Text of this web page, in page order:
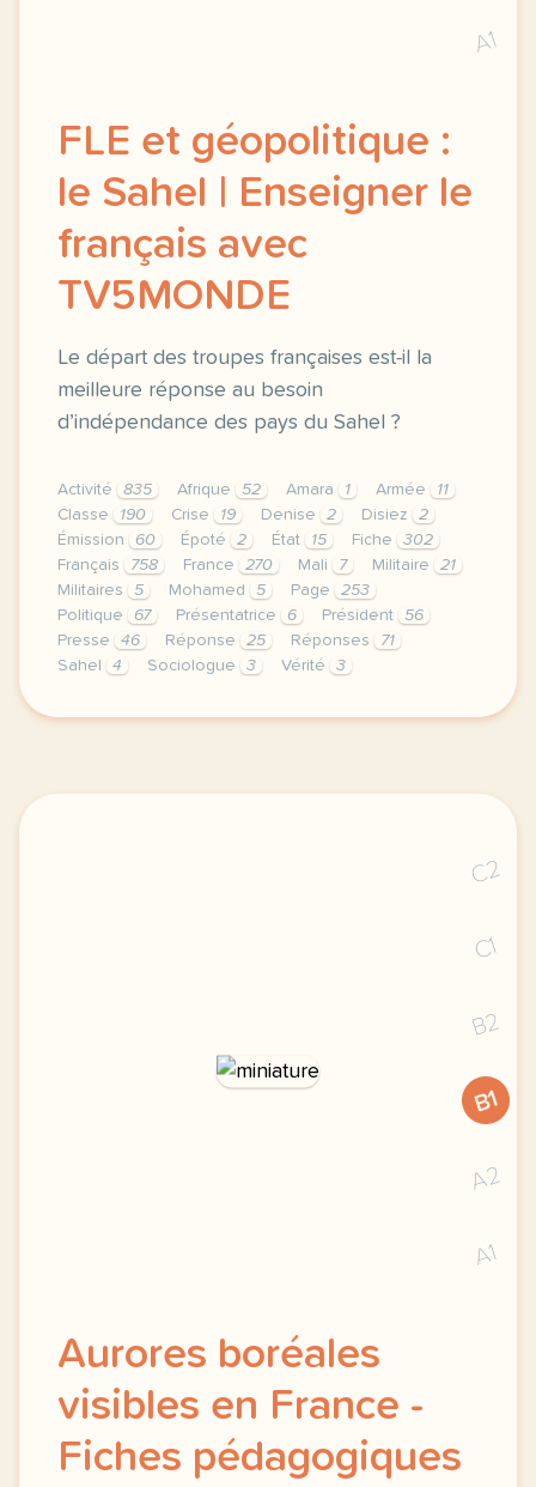
A1
FLE et géopolitique :
le Sahel | Enseigner le
français avec
TV5MONDE
Le départ des troupes françaises est-il la
meilleure réponse au besoin
d’indépendance des pays du Sahel ?
Activité 835 Afrique 52 Amara 1 Armée
11
Classe
190 Crise 19 Denise 2 Disiez
2
Émission
60 Époté 2 État 15 Fiche
302
Français
758 France 270 Mali 7 Militaire
21
Militaires
5 Mohamed 5 Page
253
Politique
67 Présentatrice 6 Président
56
Presse
46 Réponse 25 Réponses
71
Sahel
4 Sociologue 3 Vérité 3
continuer sans accepter le respect de votre vie
C2
C1
B2
B1
A2
A1
Aurores boréales
visibles en France -
Fiches pédagogiques